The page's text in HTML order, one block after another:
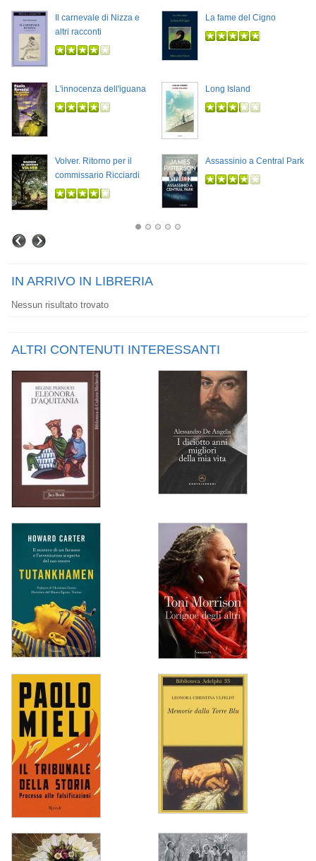
Il carnevale di Nizza e
altri racconti
La fame del Cigno
L'innocenza dell'iguana Long Island
Volver. Ritorno per il
commissario Ricciardi
Assassinio a Central Park
IN ARRIVO IN LIBRERIA
Nessun risultato trovato
ALTRI CONTENUTI INTERESSANTI